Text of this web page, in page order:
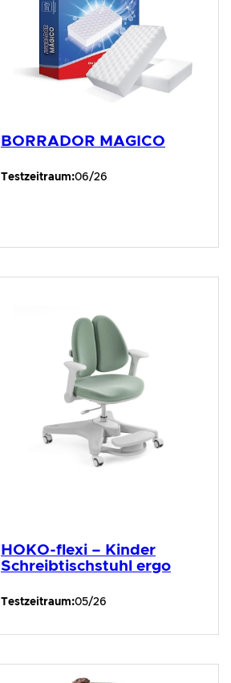
BORRADOR MAGICO
Testzeitraum:06/26
HOKO-flexi – Kinder
Schreibtischstuhl ergo
Testzeitraum:05/26